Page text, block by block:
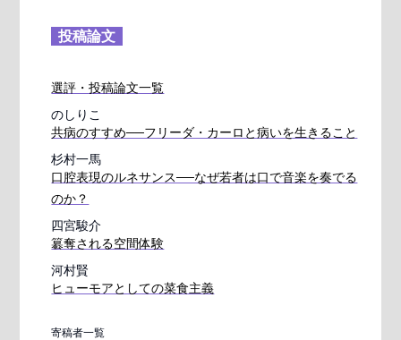
投稿論文
選評・投稿論文一覧
のしりこ
共病のすすめ──フリーダ・カーロと病いを生きること
杉村一馬
口腔表現のルネサンス──なぜ若者は口で音楽を奏でる
のか？
四宮駿介
簒奪される空間体験
河村賢
ヒューモアとしての菜食主義
寄稿者一覧